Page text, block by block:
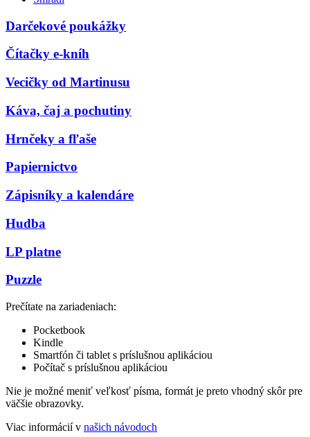
Darčekové poukážky
Čítačky e-kníh
Vecičky od Martinusu
Káva, čaj a pochutiny
Hrnčeky a fľaše
Papiernictvo
Zápisníky a kalendáre
Hudba
LP platne
Puzzle
Prečítate na zariadeniach:
Pocketbook
Kindle
Smartfón či tablet s príslušnou aplikáciou
Počítač s príslušnou aplikáciou
Nie je možné meniť veľkosť písma, formát je preto vhodný skôr pre
väčšie obrazovky.
Viac informácií v našich návodoch